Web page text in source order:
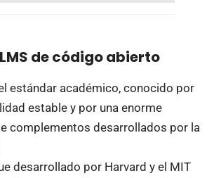
de código abierto
estándar académico, conocido por
estable y por una enorme
complementos desarrollados por la
desarrollado por Harvard y el MIT